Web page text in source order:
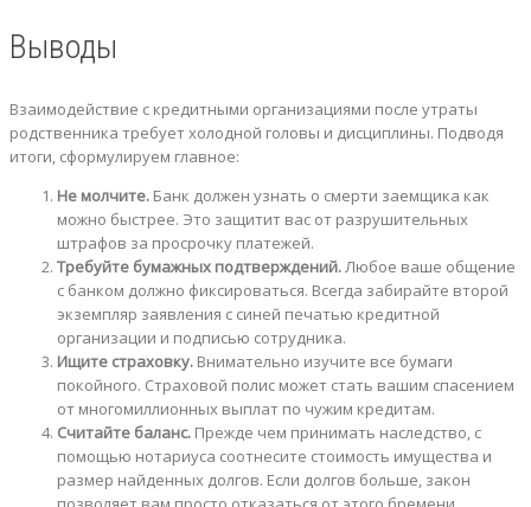
Выводы
Взаимодействие с кредитными организациями после утраты
родственника требует холодной головы и дисциплины. Подводя
итоги, сформулируем главное:
Не молчите. Банк должен узнать о смерти заемщика как
можно быстрее. Это защитит вас от разрушительных
штрафов за просрочку платежей.
Требуйте бумажных подтверждений. Любое ваше общение
с банком должно фиксироваться. Всегда забирайте второй
экземпляр заявления с синей печатью кредитной
организации и подписью сотрудника.
Ищите страховку. Внимательно изучите все бумаги
покойного. Страховой полис может стать вашим спасением
от многомиллионных выплат по чужим кредитам.
Считайте баланс. Прежде чем принимать наследство, с
помощью нотариуса соотнесите стоимость имущества и
размер найденных долгов. Если долгов больше, закон